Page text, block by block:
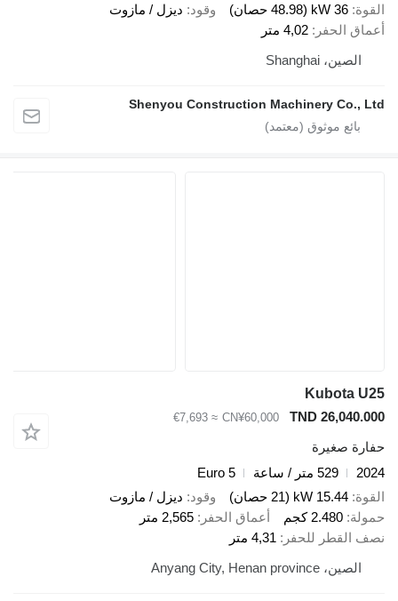
وقود ديزل / مازوت
4,02 متر
Shenyou Construction Machinery
TND
CN¥60,000
≈ €7,693
529 متر / ساعة
Euro 5
15.44 kW (21 حصان)
وقود ديزل / مازوت
2.480 كجم
أعماق الحفر 2,565 متر
للحفر 4,31 متر